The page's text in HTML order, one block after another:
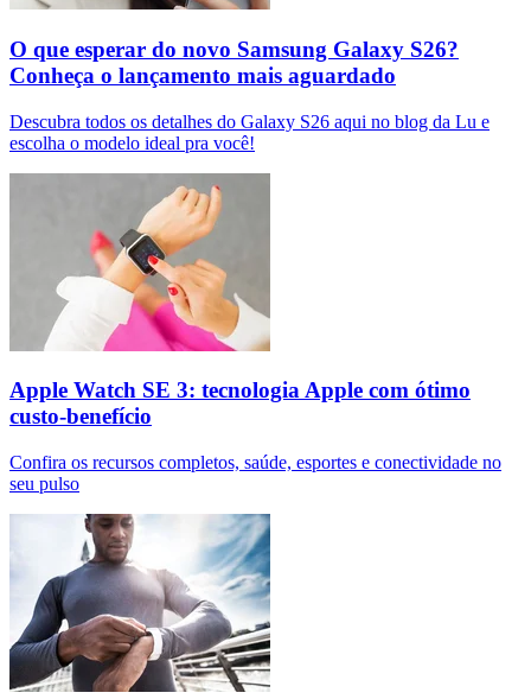
O que esperar do novo Samsung Galaxy S26?
Conheça o lançamento mais aguardado
Descubra todos os detalhes do Galaxy S26 aqui no blog da Lu e
escolha o modelo ideal pra você!
Apple Watch SE 3: tecnologia Apple com ótimo
custo-benefício
Confira os recursos completos, saúde, esportes e conectividade no
seu pulso